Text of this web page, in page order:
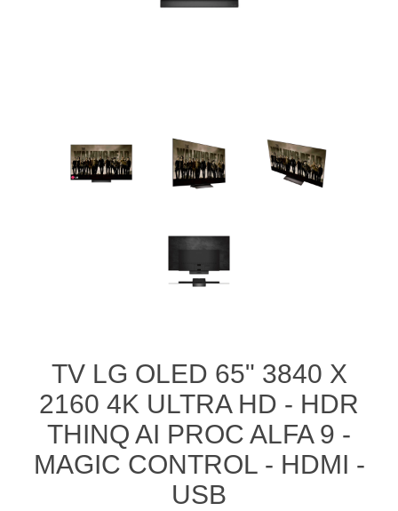
TV LG OLED 65" 3840 X
2160 4K ULTRA HD - HDR
THINQ AI PROC ALFA 9 -
MAGIC CONTROL - HDMI -
USB